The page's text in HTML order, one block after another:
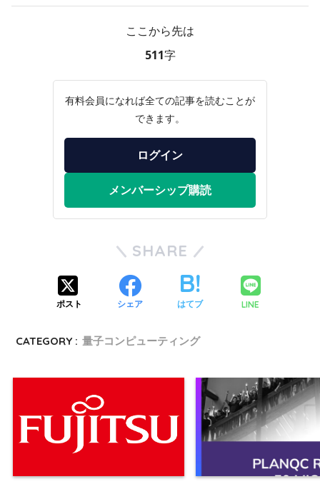
ここから先は
511字
有料会員になれば全ての記事を読むことが
できます。
ログイン
メンバーシップ購読
SHARE
ポスト シェア はてブ LINE
CATEGORY : 量子コンピューティング